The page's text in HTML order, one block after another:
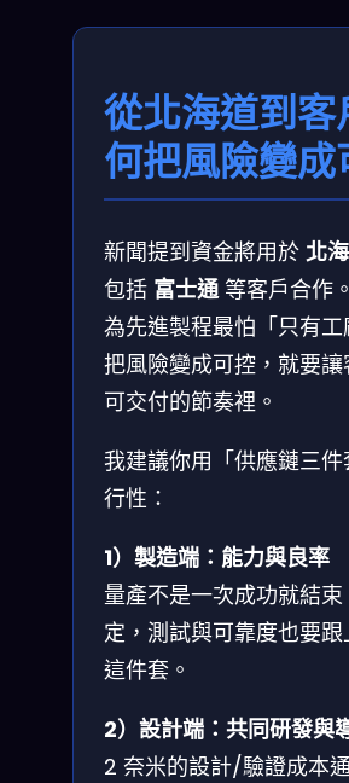
從北海道到
何把風險變成
新聞提到資金將用於 北
包括 富士通等客戶合作
為先進製程最怕「只有
把風險變成可控，就要
可交付的節奏裡。
我建議你用「供應鏈三
行性：
1）製造端：能力與良率
量產不是一次成功就結
定，測試與可靠度也要
這件套。
2）設計端：共同研發與
2 奈米的設計/驗證成本